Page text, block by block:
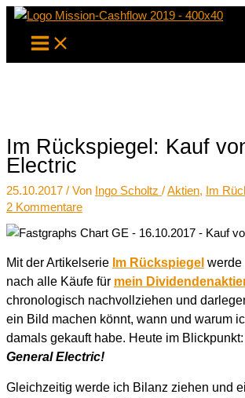
Zum
Inhalt
springen
Im Rückspiegel: Kauf
Electric
25.10.2017 / Von Ingo Scholtz /Aktien, Im
2 Kommentare
Mit der Artikelserie Im Rückspiegel werde
nach alle Käufe für mein
chronologisch nachvollziehen und
ein Bild machen könnt, wann und warum
damals gekauft habe. Heute im Blickpunkt:
General Electric!
Gleichzeitig werde ich Bilanz ziehen und